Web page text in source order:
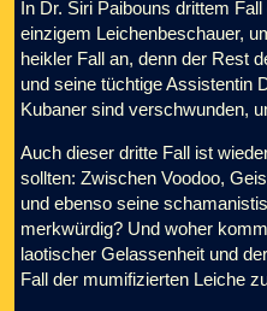
In Dr. Siri Paibouns drittem
einzigem Leichenbeschauer,
heikler Fall an, denn der Rest
und seine tüchtige Assistentin
Kubaner sind verschwunden,
Auch dieser dritte Fall ist
sollten: Zwischen Voodoo,
und ebenso seine
merkwürdig? Und woher
laotischer Gelassenheit und
Fall der mumifizierten Leiche